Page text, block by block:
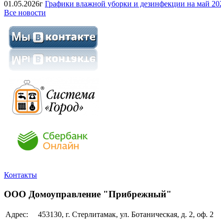
01.05.2026г Графики влажной уборки и дезинфекции на май
Все новости
Контакты
ООО Домоуправление "Прибрежный"
Адрес: 453130, г. Стерлитамак, ул. Ботаническая, д. 2, оф. 2